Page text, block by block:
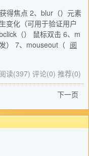
得焦点 2、blur（）元素
变化（可用于验证用户
（） 鼠标双击 6、m
） 7、mouseout（ 阅
阅读(397) 评论(0) 推荐(0)
下一页